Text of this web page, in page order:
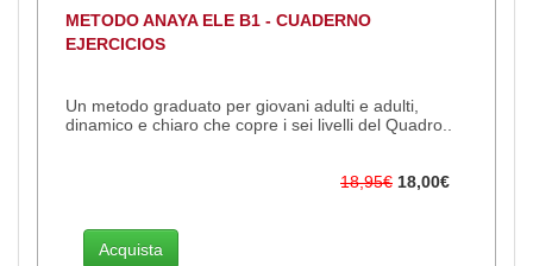
METODO ANAYA ELE B1 - CUADERNO
EJERCICIOS
Un metodo graduato per giovani adulti e adulti,
dinamico e chiaro che copre i sei livelli del Quadro..
18,95€ 18,00€
Acquista